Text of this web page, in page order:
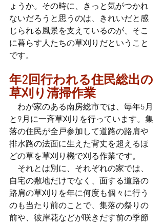
ょうか。その時に、きっと気がつかれ
ないだろうと思うのは、きれいだと感
じられる風景を支えているのが、そこ
に暮らす人たちの草刈りだということ
です。
年2回行われる住民総出の
草刈り清掃作業
わが家のある南房総市では、毎年5月
と9月に一斉草刈りを行っています。集
落の住民が全戸参加して道路の路肩や
排水路の法面に生えた背丈を超えるほ
どの草を草刈り機で刈る作業です。
それとは別に、それぞれの家では、
自宅の敷地だけでなく、面する道路の
路肩の草刈りを年に何度も個々に行う
のも当たり前のことで、集落の祭りの
前や、彼岸花などが咲きだす前の季節